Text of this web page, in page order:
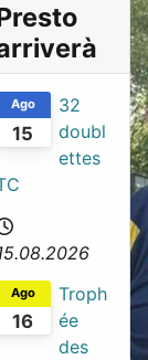
15
Ago
32
doubl
ettes
16
Ago
Troph
ée
des